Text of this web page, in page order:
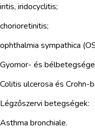
iritis, iridocyclitis;
chorioretinitis;
ophthalmia sympathica
Gyomor- és
Colitis ulcerosa és Crohn-
Légzőszervi betegségek:
Asthma bronchiale.